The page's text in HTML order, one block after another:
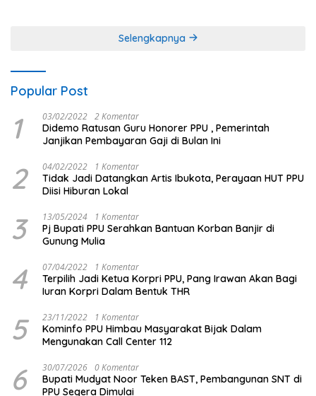
Selengkapnya
Popular Post
1 03/02/2022 2 Komentar
Didemo Ratusan Guru Honorer PPU , Pemerintah
Janjikan Pembayaran Gaji di Bulan Ini
2 04/02/2022 1 Komentar
Tidak Jadi Datangkan Artis Ibukota, Perayaan HUT PPU
Diisi Hiburan Lokal
3 13/05/2024 1 Komentar
Pj Bupati PPU Serahkan Bantuan Korban Banjir di
Gunung Mulia
4 07/04/2022 1 Komentar
Terpilih Jadi Ketua Korpri PPU, Pang Irawan Akan Bagi
Iuran Korpri Dalam Bentuk THR
5 23/11/2022 1 Komentar
Kominfo PPU Himbau Masyarakat Bijak Dalam
Mengunakan Call Center 112
6 30/07/2026 0 Komentar
Bupati Mudyat Noor Teken BAST, Pembangunan SNT di
PPU Segera Dimulai